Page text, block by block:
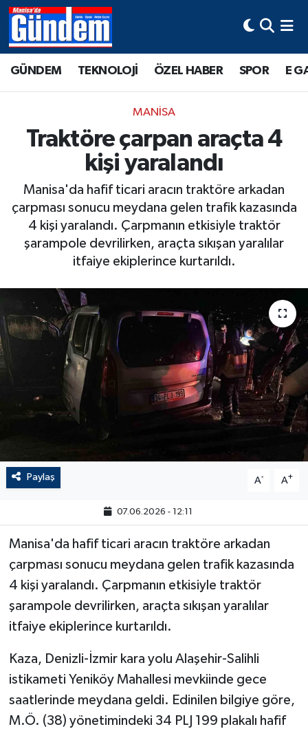
GÜNDEM TEKNOLOJİ ÖZEL HABER SPOR E
MANİSA
Traktöre çarpan araçta 4
kişi yaralandı
Manisa'da hafif ticari aracın traktöre arkadan
çarpması sonucu meydana gelen trafik kazasında
4 kişi yaralandı. Çarpmanın etkisiyle traktör
şarampole devrilirken, araçta sıkışan yaralılar
itfaiye ekiplerince kurtarıldı.
Paylaş A- A+
07.06.2026 - 12:11
Manisa'da hafif ticari aracın traktöre arkadan
çarpması sonucu meydana gelen trafik kazasında
4 kişi yaralandı. Çarpmanın etkisiyle traktör
şarampole devrilirken, araçta sıkışan yaralılar
itfaiye ekiplerince kurtarıldı.
Kaza, Denizli-İzmir kara yolu Alaşehir-Salihli
istikameti Yeniköy Mahallesi mevkiinde gece
saatlerinde meydana geldi. Edinilen bilgiye göre,
M.Ö. (38) yönetimindeki 34 PLJ 199 plakalı hafif
Manisa Hava Durumu
Tüm Manşetler
Son Dakika Haberleri
Haber Arşivi